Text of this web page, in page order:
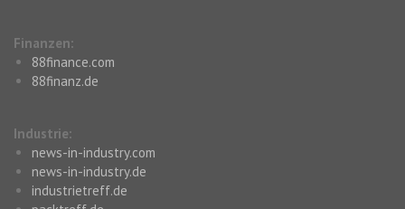
Finanzen:
88finance.com
88finanz.de
Industrie:
news-in-industry.com
news-in-industry.de
industrietreff.de